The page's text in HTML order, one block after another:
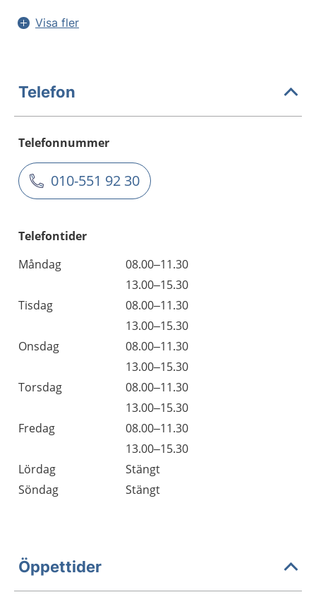
Visa fler
Telefon
Telefonnummer
010-551 92 30
Telefontider
Måndag
08.00–11.30
13.00–15.30
Tisdag
08.00–11.30
13.00–15.30
Onsdag
08.00–11.30
13.00–15.30
Torsdag
08.00–11.30
13.00–15.30
Fredag
08.00–11.30
13.00–15.30
Lördag
Stängt
Söndag
Stängt
Öppettider